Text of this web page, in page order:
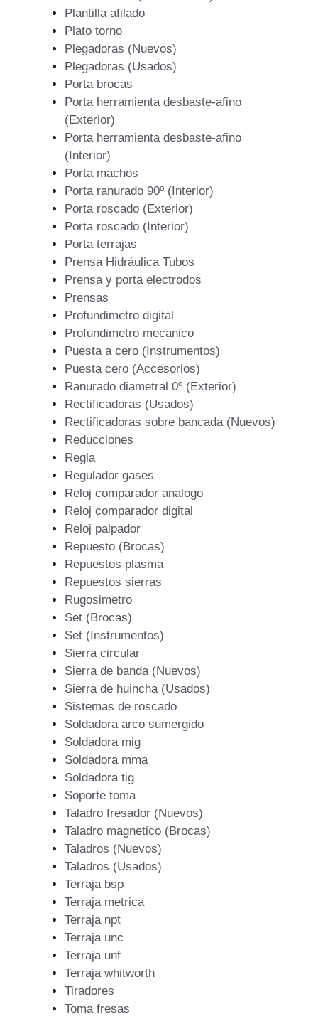
Plantilla afilado
Plato torno
Plegadoras (Nuevos)
Plegadoras (Usados)
Porta brocas
Porta herramienta desbaste-afino
(Exterior)
Porta herramienta desbaste-afino
(Interior)
Porta machos
Porta ranurado 90º (Interior)
Porta roscado (Exterior)
Porta roscado (Interior)
Porta terrajas
Prensa Hidráulica Tubos
Prensa y porta electrodos
Prensas
Profundimetro digital
Profundimetro mecanico
Puesta a cero (Instrumentos)
Puesta cero (Accesorios)
Ranurado diametral 0º (Exterior)
Rectificadoras (Usados)
Rectificadoras sobre bancada (Nuevos)
Reducciones
Regla
Regulador gases
Reloj comparador analogo
Reloj comparador digital
Reloj palpador
Repuesto (Brocas)
Repuestos plasma
Repuestos sierras
Rugosimetro
Set (Brocas)
Set (Instrumentos)
Sierra circular
Sierra de banda (Nuevos)
Sierra de huincha (Usados)
Sistemas de roscado
Soldadora arco sumergido
Soldadora mig
Soldadora mma
Soldadora tig
Soporte toma
Taladro fresador (Nuevos)
Taladro magnetico (Brocas)
Taladros (Nuevos)
Taladros (Usados)
Terraja bsp
Terraja metrica
Terraja npt
Terraja unc
Terraja unf
Terraja whitworth
Tiradores
Toma fresas